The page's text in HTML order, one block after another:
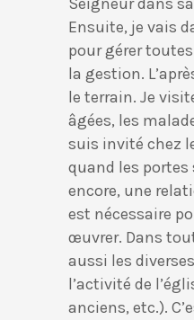
Ensuite, je vais
pour gérer
la gestion.
le terrain. Je
âgées, les
suis invité chez
quand les portes
encore, une
est nécessaire
œuvrer. Dans
aussi les
l’activité de
anciens, etc.).